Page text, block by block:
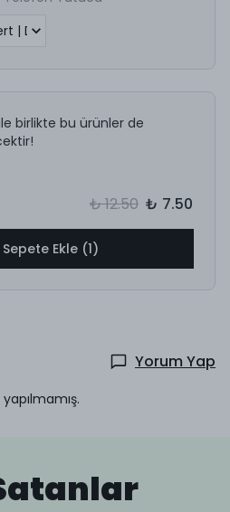
birlikte bu ürünler de
₺ 12.50 ₺ 7.50
Ekle (1)
Yorum Yap